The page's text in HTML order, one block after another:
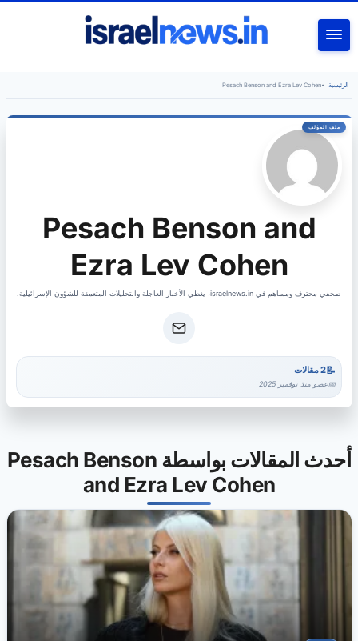
الرئيسية •
Pesach Benson and Ezra Lev Cohen
Pesach Benson and
Ezra Lev Cohen
صحفي محترف ومساهم في israelnews.in، يغطي الأخبار العاجلة والتحليلات المتعمقة للشؤون الإسرائيلية.
2 مقالات
عضو منذ نوفمبر 2025
أحدث المقالات بواسطة Pesach Benson
and Ezra Lev Cohen